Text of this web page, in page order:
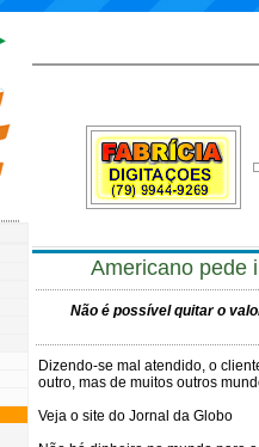
Americano pede
Não é possível quitar o
Dizendo-se mal atendido, o
outro, mas de muitos outros
Veja o site do Jornal da Globo